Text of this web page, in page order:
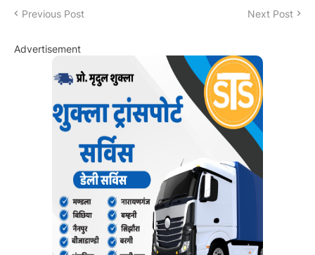
Previous Post Next Post
Advertisement